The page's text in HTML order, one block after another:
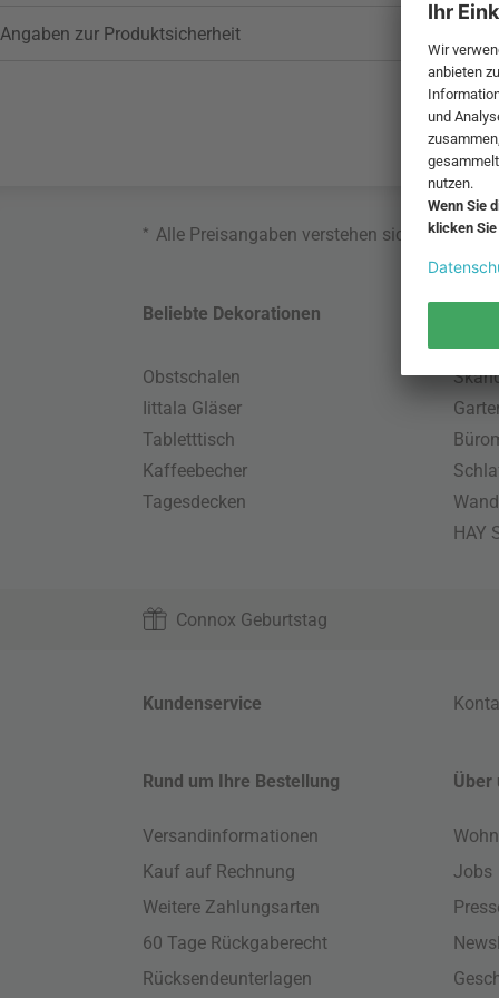
Angaben zur Produktsicherheit
* Alle Preisangaben verstehen sich inklusive
Beliebte Dekorationen
Obstschalen
Iittala Gläser
Tabletttisch
Kaffeebecher
Tagesdecken
HAY
Connox Geburtstag
Kundenservice
Rund um Ihre Bestellung
Versandinformationen
Kauf auf Rechnung
Weitere Zahlungsarten
60 Tage Rückgaberecht
Rücksendeunterlagen
Über
Jobs